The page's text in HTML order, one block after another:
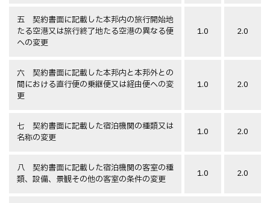
五 契約書面に記載した本邦内の旅行開始地
たる空港又は旅行終了地たる空港の異なる便
への変更
1.0 2.0
六 契約書面に記載した本邦内と本邦外との
間における直行便の乗継便又は経由便への変
更
1.0 2.0
七 契約書面に記載した宿泊機関の種類又は
名称の変更
1.0 2.0
八 契約書面に記載した宿泊機関の客室の種
類、設備、景観その他の客室の条件の変更
1.0 2.0